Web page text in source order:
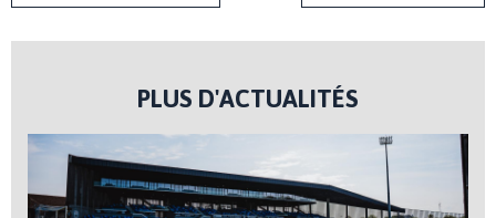
PLUS D'ACTUALITÉS